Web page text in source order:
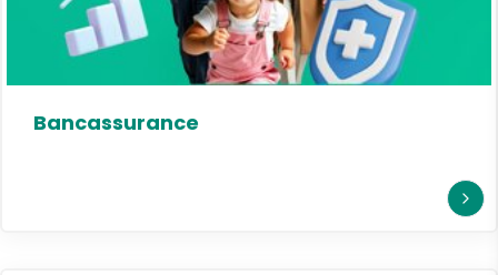
Bancassurance